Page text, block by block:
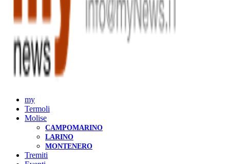
my
Termoli
Molise
CAMPOMARINO
LARINO
MONTENERO
Tremiti